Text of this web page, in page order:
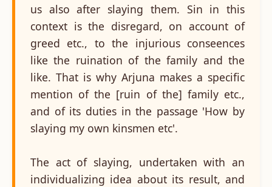
us also after slaying them. Sin in this
context is the disregard, on account of
greed etc., to the injurious conseences
like the ruination of the family and the
like. That is why Arjuna makes a specific
mention of the [ruin of the] family etc.,
and of its duties in the passage 'How by
slaying my own kinsmen etc'.
The act of slaying, undertaken with an
individualizing idea about its result, and